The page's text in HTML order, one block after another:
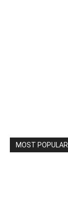
MOST POPULAR